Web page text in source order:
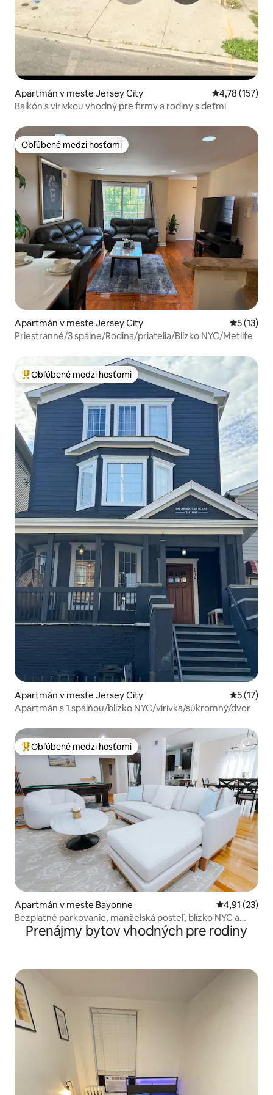
Apartmán v meste Jersey City Priemerné
4,78 (157)
Balkón s vírivkou vhodný pre firmy a rodiny s deťmi
Obľúbené medzi hosťami
Obľúbené medzi hosťami
Apartmán v meste Jersey City
5 (13)
Priestranné/3 spálne/Rodina/priatelia/Blízko NYC/Metlife
Najobľúbenejšie medzi hosťami
Obľúbené medzi hosťami
Apartmán v meste Jersey City
5 (17)
Apartmán s 1 spálňou/blízko NYC/vírivka/súkromný/dvor
Najobľúbenejšie medzi hosťami
Obľúbené medzi hosťami
Apartmán v meste Bayonne Priemerné
4,91 (23)
Bezplatné parkovanie, manželská posteľ, blízko NYC a
EWR, 3 spálne, 2 kúpeľne
Prenájmy bytov vhodných pre rodiny